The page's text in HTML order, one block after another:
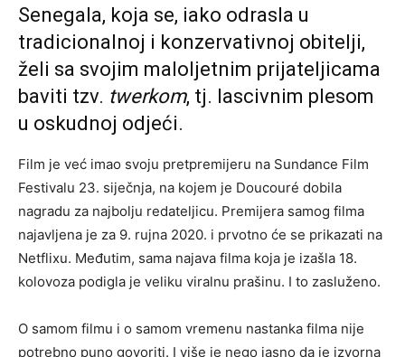
Senegala, koja se, iako odrasla u
tradicionalnoj i konzervativnoj obitelji,
želi sa svojim maloljetnim prijateljicama
baviti tzv. twerkom, tj. lascivnim plesom
u oskudnoj odjeći.
Film je već imao svoju pretpremijeru na Sundance Film
Festivalu 23. siječnja, na kojem je Doucouré dobila
nagradu za najbolju redateljicu. Premijera samog filma
najavljena je za 9. rujna 2020. i prvotno će se prikazati na
Netflixu. Međutim, sama najava filma koja je izašla 18.
kolovoza podigla je veliku viralnu prašinu. I to zasluženo.
O samom filmu i o samom vremenu nastanka filma nije
potrebno puno govoriti. I više je nego jasno da je izvorna